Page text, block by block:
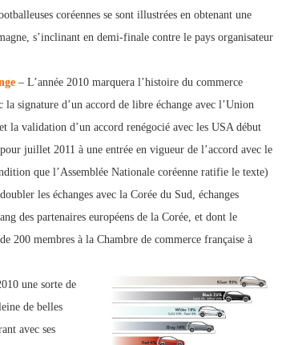
coréennes se sont illustrées en obtenant une
s’inclinant en demi-finale contre le pays organisateur
– L’année 2010 marquera l’histoire du commerce
la signature d’un accord de libre échange avec l’Union
et la validation d’un accord renégocié avec les USA début
juillet 2011 à une entrée en vigueur de l’accord avec le
que l’Assemblée Nationale coréenne ratifie le texte)
les échanges avec la Corée du Sud, échanges
des partenaires européens de la Corée, et dont le
200 membres à la Chambre de commerce française à
une sorte de
de belles
avec ses